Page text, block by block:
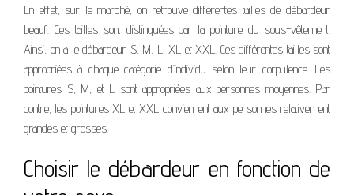
En effet, sur le marché, on retrouve différentes tailles de débardeur
beauf. Ces tailles sont distinguées par la pointure du sous-vêtement.
Ainsi, on a le débardeur S, M, L, XL et XXL. Ces différentes tailles sont
appropriées à chaque catégorie d’individu selon leur corpulence. Les
pointures S, M, et L sont appropriées aux personnes moyennes. Par
contre, les pointures XL et XXL conviennent aux personnes relativement
grandes et grosses.
Choisir le débardeur en fonction de